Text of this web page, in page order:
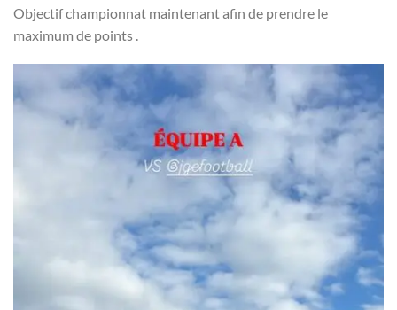
Objectif championnat maintenant afin de prendre le
maximum de points .